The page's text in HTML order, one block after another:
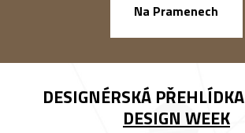
Na Pramenech
DESIGNÉRSKÁ PŘEHLÍDKA
DESIGN WEEK